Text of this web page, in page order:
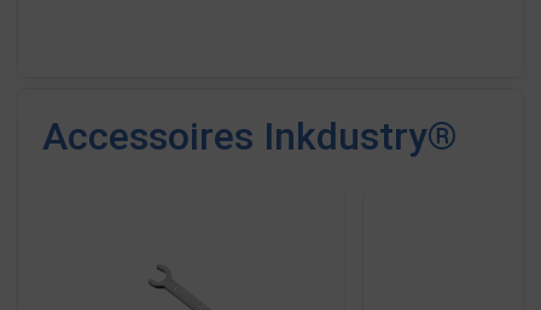
Accessoires Inkdustry®